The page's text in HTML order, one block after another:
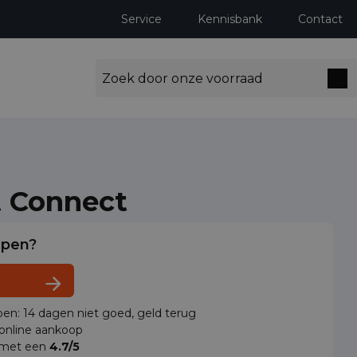
Service Kennisbank Contact
Connect
14 dagen niet goed, geld terug
aankoop
een 4.7/5